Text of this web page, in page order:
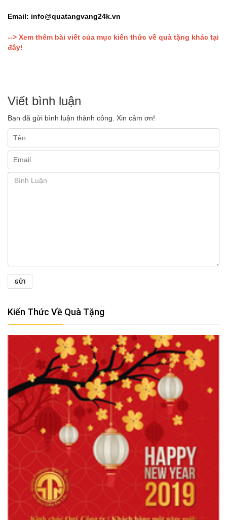
Email: info@quatangvang24k.vn
--> Xem thêm bài viết của mục kiến thức về quà tặng khác tại
đây!
Viết bình luận
Bạn đã gửi bình luận thành công. Xin cảm ơn!
GỬI
Kiến Thức Về Quà Tặng